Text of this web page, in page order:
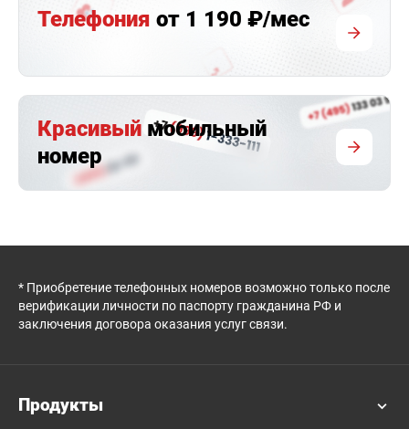
Телефония от 1 190 ₽/мес
Красивый мобильный
номер
* Приобретение телефонных номеров возможно только после
верификации личности по паспорту гражданина РФ и
заключения договора оказания услуг связи.
Продукты